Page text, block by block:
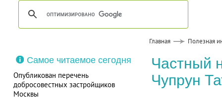
Главная Полезная
Самое читаемое сегодня
Опубликован перечень
добросовестных застройщиков
Москвы
Частный
Чупрун